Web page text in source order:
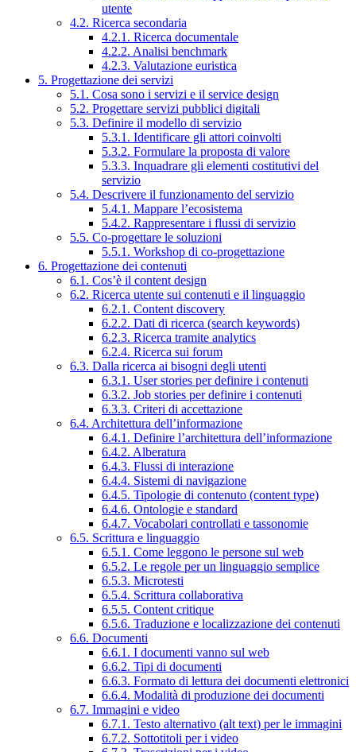
utente
4.2. Ricerca secondaria
4.2.1. Ricerca documentale
4.2.2. Analisi benchmark
4.2.3. Valutazione euristica
5. Progettazione dei servizi
5.1. Cosa sono i servizi e il service design
5.2. Progettare servizi pubblici digitali
5.3. Definire il modello di servizio
5.3.1. Identificare gli attori coinvolti
5.3.2. Formulare la proposta di valore
5.3.3. Inquadrare gli elementi costitutivi del
servizio
5.4. Descrivere il funzionamento del servizio
5.4.1. Mappare l’ecosistema
5.4.2. Rappresentare i flussi di servizio
5.5. Co-progettare le soluzioni
5.5.1. Workshop di co-progettazione
6. Progettazione dei contenuti
6.1. Cos’è il content design
6.2. Ricerca utente sui contenuti e il linguaggio
6.2.1. Content discovery
6.2.2. Dati di ricerca (search keywords)
6.2.3. Ricerca tramite analytics
6.2.4. Ricerca sui forum
6.3. Dalla ricerca ai bisogni degli utenti
6.3.1. User stories per definire i contenuti
6.3.2. Job stories per definire i contenuti
6.3.3. Criteri di accettazione
6.4. Architettura dell’informazione
6.4.1. Definire l’architettura dell’informazione
6.4.2. Alberatura
6.4.3. Flussi di interazione
6.4.4. Sistemi di navigazione
6.4.5. Tipologie di contenuto (content type)
6.4.6. Ontologie e standard
6.4.7. Vocabolari controllati e tassonomie
6.5. Scrittura e linguaggio
6.5.1. Come leggono le persone sul web
6.5.2. Le regole per un linguaggio semplice
6.5.3. Microtesti
6.5.4. Scrittura collaborativa
6.5.5. Content critique
6.5.6. Traduzione e localizzazione dei contenuti
6.6. Documenti
6.6.1. I documenti vanno sul web
6.6.2. Tipi di documenti
6.6.3. Formato di lettura dei documenti elettronici
6.6.4. Modalità di produzione dei documenti
6.7. Immagini e video
6.7.1. Testo alternativo (alt text) per le immagini
6.7.2. Sottotitoli per i video